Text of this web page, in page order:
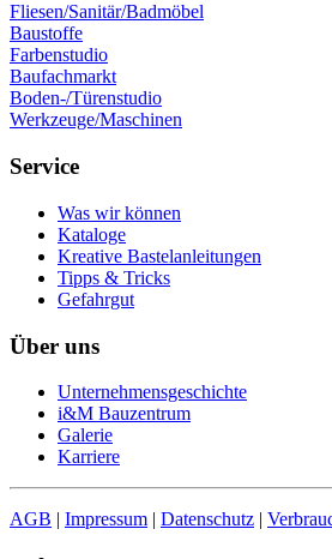
Fliesen/Sanitär/Badmöbel
Baustoffe
Farbenstudio
Baufachmarkt
Boden-/Türenstudio
Werkzeuge/Maschinen
Service
Was wir können
Kataloge
Kreative Bastelanleitungen
Tipps & Tricks
Gefahrgut
Über uns
Unternehmensgeschichte
i&M Bauzentrum
Galerie
Karriere
AGB | Impressum | Datenschutz |